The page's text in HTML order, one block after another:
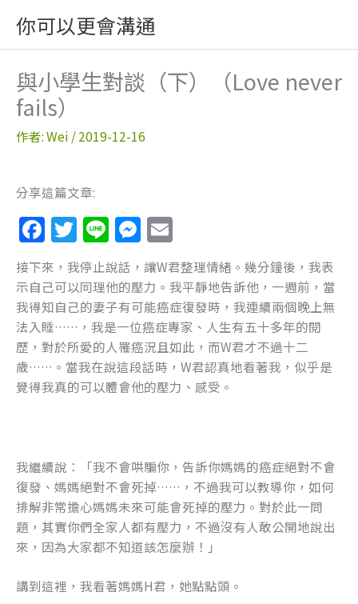
主
你可以更會溝通
與小學生對談（下）（Love never
fails）
作者:Wei /2019-12-16
分享這篇文章:
F
a
c
e
b
o
o
T
w
itt
er
Li
n
e
M
e
ss
e
n
g
er
m
ai
l
接下來，我停止說話，讓W君整理情緒。幾分鐘後，我表
示自己可以同理他的壓力。我平靜地告訴他，一週前，當
我得知自己的妻子有可能癌症復發時，我連續兩個晚上無
法入睡……，我是一位癌症專家、人生有五十多年的閱
歷，對於所愛的人罹癌況且如此，而W君才不過十二
歲……。當我在說這段話時，W君認真地看著我，似乎是
覺得我真的可以體會他的壓力、感受。
我繼續說：「我不會哄騙你，告訴你媽媽的癌症絕對不會
復發、媽媽絕對不會死掉……，不過我可以教導你，如何
排解非常擔心媽媽未來可能會死掉的壓力。對於此一問
題，其實你們全家人都有壓力，不過沒有人敢公開地說出
來，因為大家都不知道該怎麼辦！」
講到這裡，我看著媽媽H君，她點點頭。